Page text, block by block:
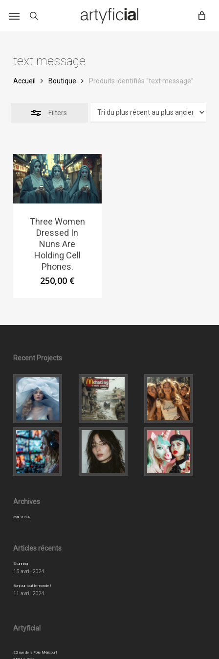
text message
Accueil Boutique Produits identifiés “text message”
Filters
Three Women
Dressed In
Nuns Are
Holding Cell
Phones.
250,00 €
Recent Projects
Archives
avril 2024
Articles récents
Stunning
15 avril 2024
Bonjour tout le monde !
11 avril 2024
Artyficial
22 rue de la Folie Méricourt